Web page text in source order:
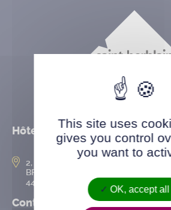
Hôtel de ville
2, rue de l’Hôtel-de-Ville
BP 50167
44802 Saint-Herblain cedex
Contact
This site uses
gives you control
you want to
OK, accept all